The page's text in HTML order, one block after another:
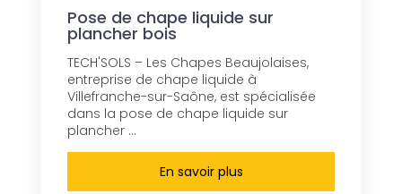
Pose de chape liquide sur
plancher bois
TECH'SOLS – Les Chapes Beaujolaises,
entreprise de chape liquide à
Villefranche-sur-Saône, est spécialisée
dans la pose de chape liquide sur
plancher ...
En savoir plus